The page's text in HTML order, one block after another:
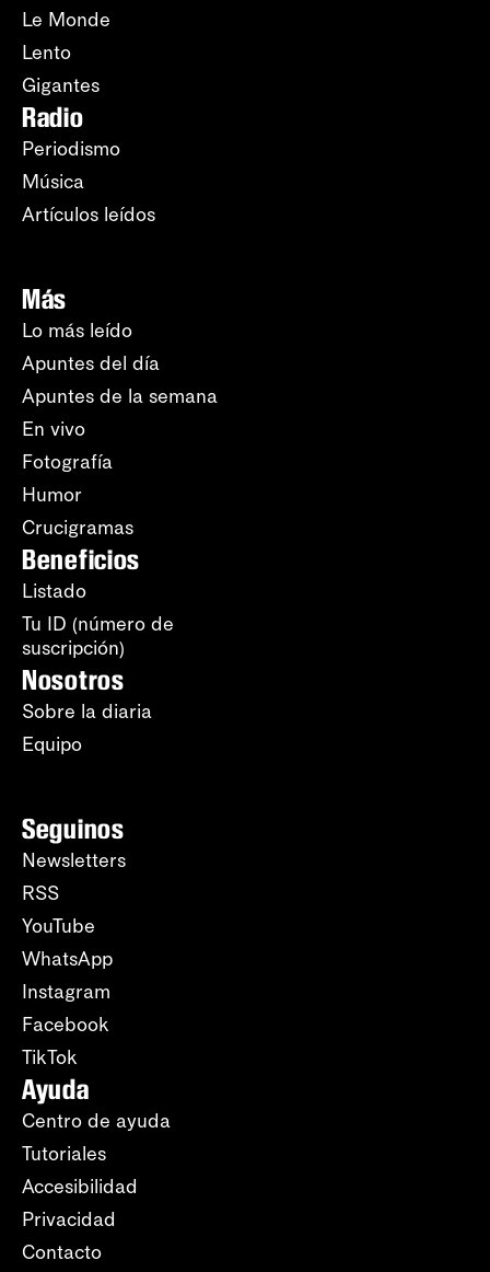
Le Monde
Lento
Gigantes
Radio
Periodismo
Música
Artículos leídos
Más
Lo más leído
Apuntes del día
Apuntes de la semana
En vivo
Fotografía
Humor
Crucigramas
Beneficios
Listado
Tu ID (número de
suscripción)
Nosotros
Sobre la diaria
Equipo
Seguinos
Newsletters
RSS
YouTube
WhatsApp
Instagram
Facebook
TikTok
Ayuda
Centro de ayuda
Tutoriales
Accesibilidad
Privacidad
Contacto